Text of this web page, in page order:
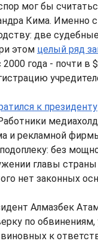
мог бы
Кима. Именно
две
этом целый ряд
года - почти в
к президенту
и рекламной
без
главы страны
нет законных
Алмазбек
по
к